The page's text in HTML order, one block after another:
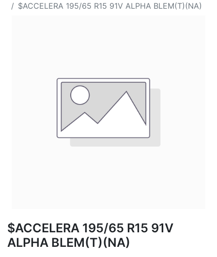
$ACCELERA 195/65 R15 91V ALPHA BLEM(T)(NA)
$ACCELERA 195/65 R15 91V
ALPHA BLEM(T)(NA)